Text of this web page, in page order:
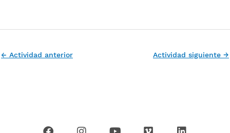
← Actividad anterior Actividad siguiente →
F
I
Y
V
L